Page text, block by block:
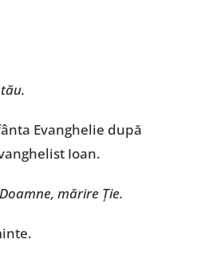
Evanghelie după
Ioan.
mărire Ţie.